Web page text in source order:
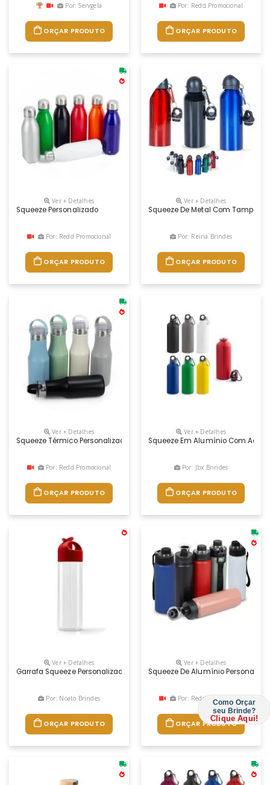
Por: Servgela
ORÇAR PRODUTO
Por: Redd Promocional
ORÇAR PRODUTO
Ver + Detalhes
Squeeze Personalizado
Por: Redd Promocional
ORÇAR PRODUTO
Ver + Detalhes
Squeeze De Metal Com Tampa
Por: Reina Brindes
ORÇAR PRODUTO
Ver + Detalhes
Squeeze Térmico Personalizado
Por: Redd Promocional
ORÇAR PRODUTO
Ver + Detalhes
Squeeze Em Alumínio Com
Por: Jbx Brindes
ORÇAR PRODUTO
Ver + Detalhes
Garrafa Squeeze Personalizado Com Canudo, , Medidas D69 X 200
Por: Noato Brindes
ORÇAR PRODUTO
Ver + Detalhes
Squeeze De Alumínio
Por: Redd Promocional
ORÇAR PRODUTO
Como Orçar
seu Brinde?
Clique Aqui!